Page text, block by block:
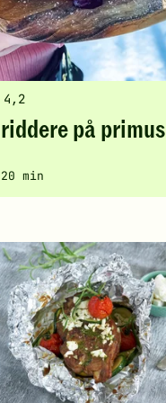
4,2
på primus
min